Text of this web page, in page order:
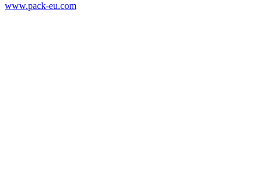
www.pack-eu.com